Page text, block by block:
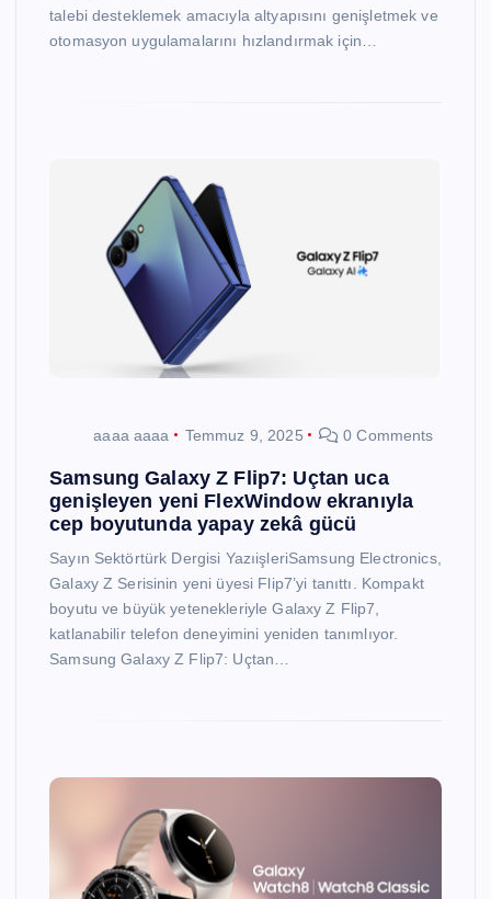
talebi desteklemek amacıyla altyapısını genişletmek ve
otomasyon uygulamalarını hızlandırmak için…
aaaa aaaa Temmuz 9, 2025 0 Comments
Samsung Galaxy Z Flip7: Uçtan uca
genişleyen yeni FlexWindow ekranıyla
cep boyutunda yapay zekâ gücü
Sayın Sektörtürk Dergisi YazıişleriSamsung Electronics,
Galaxy Z Serisinin yeni üyesi Flip7’yi tanıttı. Kompakt
boyutu ve büyük yetenekleriyle Galaxy Z Flip7,
katlanabilir telefon deneyimini yeniden tanımlıyor.
Samsung Galaxy Z Flip7: Uçtan…